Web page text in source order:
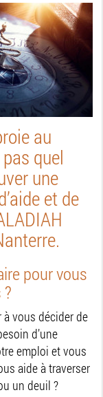
au
quel
une
et de
pour vous
vous décider de
d’une
emploi et vous
aide à traverser
un deuil ?